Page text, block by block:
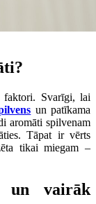
faktori. Svarīgi, lai
un patīkama
aromāti spilvenam
Tāpat ir vērts
tikai miegam –
un vairāk